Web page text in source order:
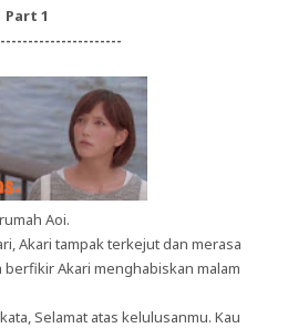
Part 1
Aoi.
Akari tampak terkejut dan merasa
Akari menghabiskan malam
Selamat atas kelulusanmu. Kau